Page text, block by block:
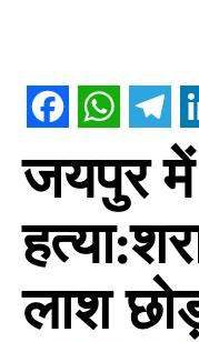
जयपुर में
लाश